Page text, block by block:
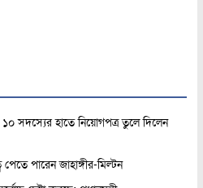
সদস্যের হাতে নিয়োগপত্র তুলে দিলেন
পারেন জাহাঙ্গীর-মিল্টন